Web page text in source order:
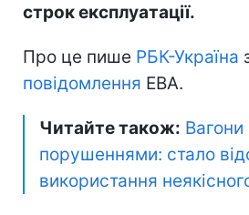
строк експлуатації.
Про це пише РБК-Україна
повідомлення EBA.
Читайте також: Вагони
порушеннями: стало
використання